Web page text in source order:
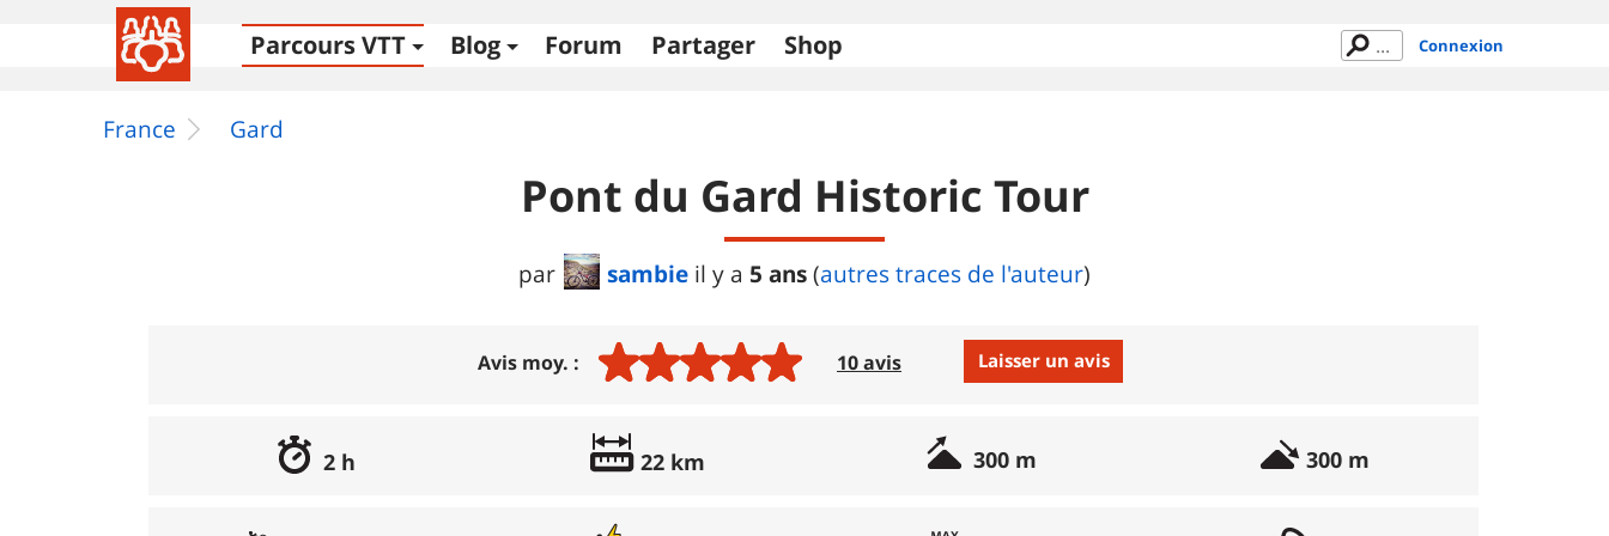
Parcours VTT Blog Forum Partager Shop Connexion
France Gard
Pont du Gard Historic Tour
par sambie il y a 5 ans(autres traces de l'auteur)
Avis moy. : 10 avis Laisser un avis
2 h 22 km 300 m 300 m